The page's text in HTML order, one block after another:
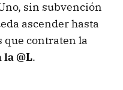
sin subvención
ascender hasta
que contraten la
@L.